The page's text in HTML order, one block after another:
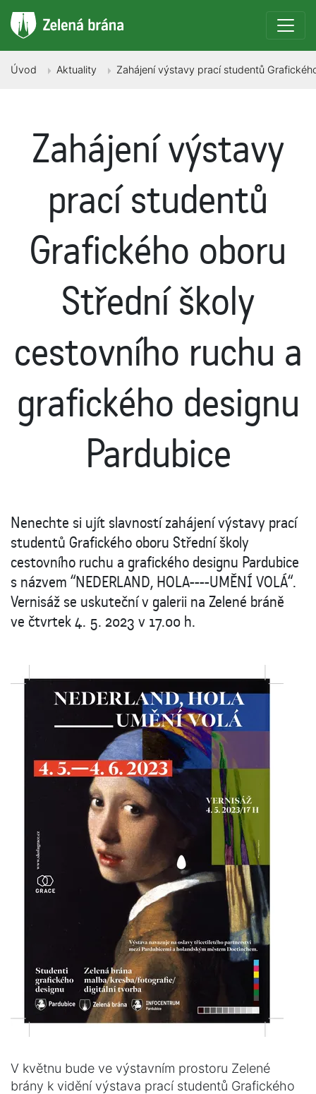
Úvod Aktuality Zahájení výstavy prací studentů
Zahájení výstavy
prací studentů
Grafického oboru
Střední školy
cestovního ruchu a
grafického designu
Pardubice
Nenechte si ujít slavností zahájení výstavy prací
studentů Grafického oboru Střední školy
cestovního ruchu a grafického designu Pardubice
s názvem “NEDERLAND, HOLA----UMĚNÍ VOLÁ“.
Vernisáž se uskuteční v galerii na Zelené bráně
ve čtvrtek 4. 5. 2023 v 17.00 h.
V květnu bude ve výstavním prostoru Zelené
brány k vidění výstava prací studentů Grafického